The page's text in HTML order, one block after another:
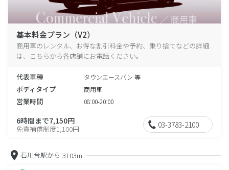
基本料金プラン（V2）
商用車のレンタル、お得な割引料金や予約、乗り捨てなどの詳細
は、こちらから各店舗にお電話ください。
代表車種 タウンエースバン 等
ボディタイプ 商用車
営業時間 08:00-20:00
6時間まで7,150円
免責補償制度1,100円 03-3783-2100
石川台駅から 3103m